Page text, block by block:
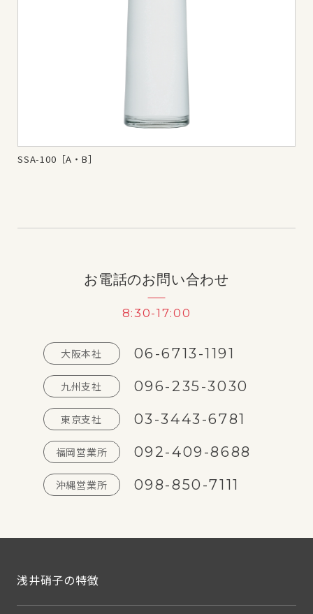
SSA-100［A・B］
お電話のお問い合わせ
8:30-17:00
大阪本社 06-6713-1191
九州支社 096-235-3030
東京支社 03-3443-6781
福岡営業所 092-409-8688
沖縄営業所 098-850-7111
浅井硝子の特徴